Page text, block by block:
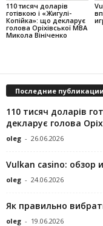
110 тисяч доларів
готівкою і «Жигулі-
Копійка»: що декларує
голова Оріхівської МВА
Микола Вініченко
Последние публикации
110 тисяч доларів
декларує голова
oleg - 26.06.2026
Vulkan casino: обзор
oleg - 24.06.2026
Як правильно
oleg - 19.06.2026